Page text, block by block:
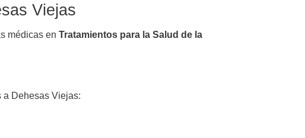
Viejas
médicas en Tratamientos para la Salud de la
a Dehesas Viejas: